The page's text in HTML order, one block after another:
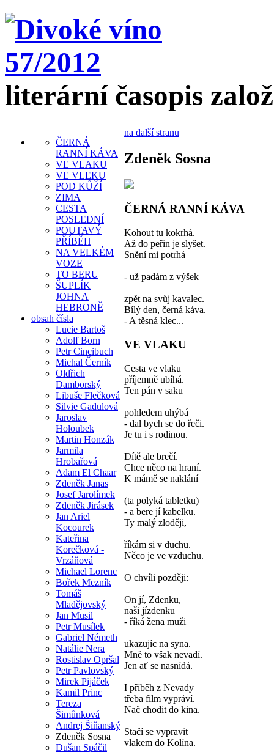
literární časopis
ČERNÁ
RANNÍ KÁVA
VE VLAKU
VE VLEKU
POD KŮŽÍ
ZIMA
CESTA
POSLEDNÍ
POUTAVÝ
PŘÍBĚH
NA VELKÉM
VOZE
TO BERU
ŠUPLÍK
JOHNA
HEBRONĚ
obsah čísla
Lucie Bartoš
Adolf Born
Petr Cincibuch
Michal Černík
Oldřich
Damborský
Libuše Flečková
Silvie Gadulová
Jaroslav
Holoubek
Martin Honzák
Jarmila
Hrobařová
Adam El Chaar
Zdeněk Janas
Josef Jarolímek
Zdeněk Jirásek
Jan Ariel
Kocourek
Kateřina
Korečková -
Vrzáňová
Michael Lorenc
Bořek Mezník
Tomáš
Mladějovský
Jan Musil
Petr Musílek
Gabriel Németh
Natálie Nera
Rostislav Opršal
Petr Pavlovský
Mirek Pijáček
Kamil Princ
Tereza
Šimůnková
Andrej Šiňanský
Zdeněk Sosna
Dušan Spáčil
na další stranu
Zdeněk Sosna
ČERNÁ RANNÍ KÁVA
Kohout tu kokrhá.
Až do peřin je slyšet.
Snění mi potrhá
- už padám z výšek
zpět na svůj kavalec.
Bílý den, černá káva.
- A těsná klec...
VE VLAKU
Cesta ve vlaku
příjemně ubíhá.
Ten pán v saku
pohledem uhýbá
- dal bych se do řeči.
Je tu i s rodinou.
Dítě ale brečí.
Chce něco na hraní.
K mámě se naklání
(ta polyká tabletku)
- a bere jí kabelku.
Ty malý zloději,
říkám si v duchu.
Něco je ve vzduchu.
O chvíli později:
On jí, Zdenku,
naši jízdenku
- říká žena muži
ukazujíc na syna.
Mně to však nevadí.
Jen ať se nasnídá.
I příběh z Nevady
třeba film vypráví.
Nač chodit do kina.
Stačí se vypravit
vlakem do Kolína.